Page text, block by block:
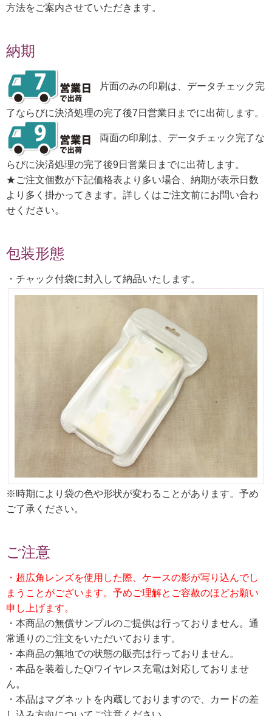
方法をご案内させていただきます。
納期
片面のみの印刷は、データチェック完
了ならびに決済処理の完了後7日営業日までに出荷します。
両面の印刷は、データチェック完了な
らびに決済処理の完了後9日営業日までに出荷します。
★ご注文個数が下記価格表より多い場合、納期が表示日数
より多く掛かってきます。詳しくはご注文前にお問い合わ
せください。
包装形態
・チャック付袋に封入して納品いたします。
※時期により袋の色や形状が変わることがあります。予め
ご了承ください。
ご注意
・超広角レンズを使用した際、ケースの影が写り込んでし
まうことがございます。予めご理解とご容赦のほどお願い
申し上げます。
・本商品の無償サンプルのご提供は行っておりません。通
常通りのご注文をいただいております。
・本商品の無地での状態の販売は行っておりません。
・本品を装着したQiワイヤレス充電は対応しておりませ
ん。
・本品はマグネットを内蔵しておりますので、カードの差